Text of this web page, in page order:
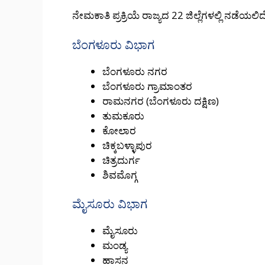
ನೇಮಕಾತಿ ಪ್ರಕ್ರಿಯೆ ರಾಜ್ಯದ 22 ಜಿಲ್ಲೆಗಳಲ್ಲಿ
ಬೆಂಗಳೂರು ವಿಭಾಗ
ಬೆಂಗಳೂರು ನಗರ
ಬೆಂಗಳೂರು ಗ್ರಾಮಾಂತರ
ರಾಮನಗರ (ಬೆಂಗಳೂರು ದಕ್ಷಿಣ)
ತುಮಕೂರು
ಕೋಲಾರ
ಚಿಕ್ಕಬಳ್ಳಾಪುರ
ಚಿತ್ರದುರ್ಗ
ಶಿವಮೊಗ್ಗ
ಮೈಸೂರು ವಿಭಾಗ
ಮೈಸೂರು
ಮಂಡ್ಯ
ಹಾಸನ